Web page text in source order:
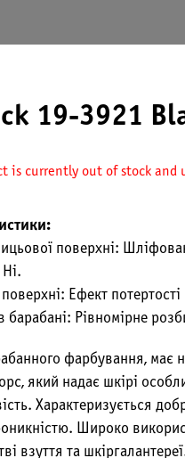
19-3921
is currently out of stock and
поверхні:
Ні.
Ефект потертості
барабані: Рівномірне
фарбування, має
який надає шкірі
Характеризується
Широко
взуття та